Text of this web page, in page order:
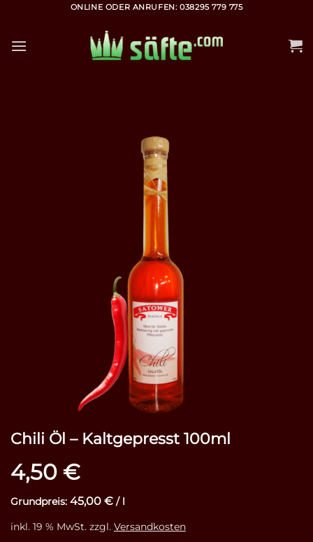
springen
ONLINE ODER ANRUFEN: 038295 779 775
Chili Öl – Kaltgepresst 100ml
4,50 €
Grundpreis: 45,00 € / l
inkl. 19 % MwSt. zzgl. Versandkosten